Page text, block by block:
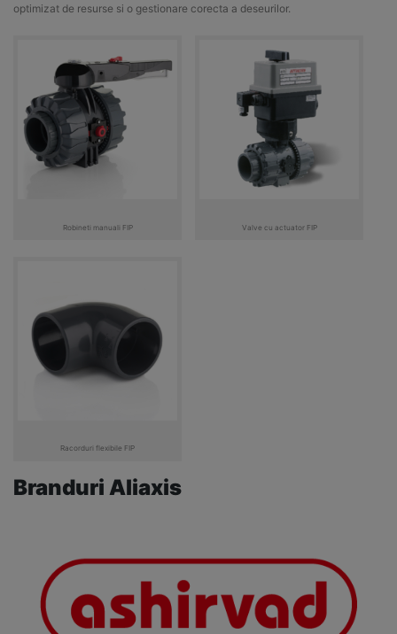
optimizat de resurse si o gestionare corecta a deseurilor.
Robineti manuali FIP Valve cu actuator FIP
Racorduri flexibile FIP
Branduri Aliaxis